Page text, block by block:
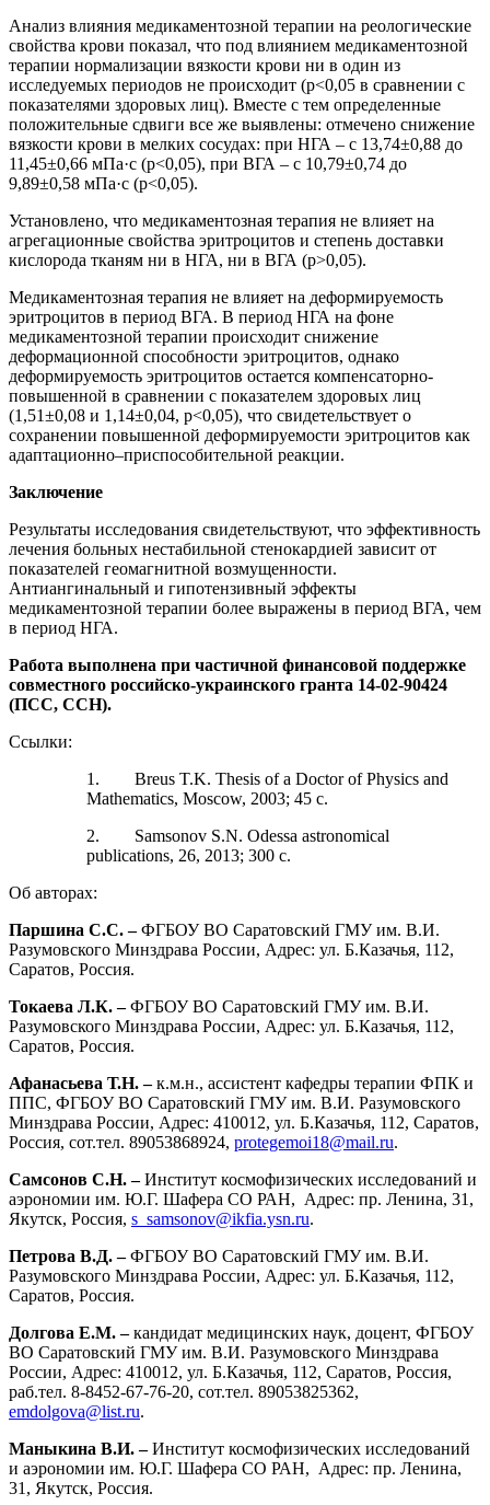
Анализ влияния медикаментозной терапии на реологические
свойства крови показал, что под влиянием медикаментозной
терапии нормализации вязкости крови ни в один из
исследуемых периодов не происходит (p<0,05 в сравнении с
показателями здоровых лиц). Вместе с тем определенные
положительные сдвиги все же выявлены: отмечено снижение
вязкости крови в мелких сосудах: при НГА – с 13,74±0,88 до
11,45±0,66 мПа·с (p<0,05), при ВГА – с 10,79±0,74 до
9,89±0,58 мПа·с (p<0,05).
Установлено, что медикаментозная терапия не влияет на
агрегационные свойства эритроцитов и степень доставки
кислорода тканям ни в НГА, ни в ВГА (p>0,05).
Медикаментозная терапия не влияет на деформируемость
эритроцитов в период ВГА. В период НГА на фоне
медикаментозной терапии происходит снижение
деформационной способности эритроцитов, однако
деформируемость эритроцитов остается компенсаторно-
повышенной в сравнении с показателем здоровых лиц
(1,51±0,08 и 1,14±0,04, p<0,05), что свидетельствует о
сохранении повышенной деформируемости эритроцитов как
адаптационно–приспособительной реакции.
Заключение
Результаты исследования свидетельствуют, что эффективность
лечения больных нестабильной стенокардией зависит от
показателей геомагнитной возмущенности.
Антиангинальный и гипотензивный эффекты
медикаментозной терапии более выражены в период ВГА, чем
в период НГА.
Работа выполнена при частичной финансовой поддержке
совместного российско-украинского гранта 14-02-90424
(ПСС, ССН).
Ссылки:
1. Breus T.K. Thesis of a Doctor of Physics and
Mathematics, Moscow, 2003; 45 с.
2. Samsonov S.N. Odessa astronomical
publications, 26, 2013; 300 с.
Об авторах:
Паршина С.С. –ФГБОУ ВО Саратовский ГМУ им. В.И.
Разумовского Минздрава России, Адрес: ул. Б.Казачья, 112,
Саратов, Россия.
Токаева Л.К. –ФГБОУ ВО Саратовский ГМУ им. В.И.
Разумовского Минздрава России, Адрес: ул. Б.Казачья, 112,
Саратов, Россия.
Афанасьева Т.Н. –к.м.н., ассистент кафедры терапии ФПК и
ППС, ФГБОУ ВО Саратовский ГМУ им. В.И. Разумовского
Минздрава России, Адрес: 410012, ул. Б.Казачья, 112, Саратов,
Россия, сот.тел. 89053868924, protegemoi18@mail.ru.
Самсонов С.Н. –Институт космофизических исследований и
аэрономии им. Ю.Г. Шафера СО РАН, Адрес: пр. Ленина, 31,
Якутск, Россия, s_samsonov@ikfia.ysn.ru.
Петрова В.Д. –ФГБОУ ВО Саратовский ГМУ им. В.И.
Разумовского Минздрава России, Адрес: ул. Б.Казачья, 112,
Саратов, Россия.
Долгова Е.М. –кандидат медицинских наук, доцент, ФГБОУ
ВО Саратовский ГМУ им. В.И. Разумовского Минздрава
России, Адрес: 410012, ул. Б.Казачья, 112, Саратов, Россия,
раб.тел. 8-8452-67-76-20, сот.тел. 89053825362,
emdolgova@list.ru.
Маныкина В.И. –Институт космофизических исследований
и аэрономии им. Ю.Г. Шафера СО РАН, Адрес: пр. Ленина,
31, Якутск, Россия.